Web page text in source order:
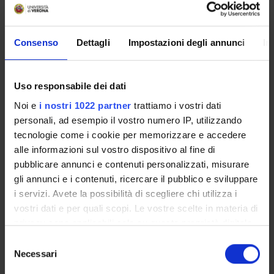
Consenso Dettagli Impostazioni degli annunci
Uso responsabile dei dati
Noi e i nostri 1022 partner trattiamo i vostri dati
personali, ad esempio il vostro numero IP, utilizzando
tecnologie come i cookie per memorizzare e accedere
alle informazioni sul vostro dispositivo al fine di
pubblicare annunci e contenuti personalizzati, misurare
gli annunci e i contenuti, ricercare il pubblico e sviluppare
i servizi. Avete la possibilità di scegliere chi utilizza i
vostri dati e per quali scopi. Le vostre scelte in materia di
privacy sono applicabili solo su questa proprietà digitale
modificare o revocare il proprio consenso in qualsiasi
momento dalla Dichiarazione sui cookie o facendo clic
Necessari
attraverso un’attenta osservazione:
- del passaggio dalla posizione seduta alla stazione eretta
- del cammino
• Conoscere i principali ausili per la deambulazione
• Attuare una corretta movimentazione dei carichi nel
rispetto della sicurezza per l’operatore secondo i principi di
ergonomia come previsto dalle norme vigenti
• Effettuare i cambiamenti di postura dalla posizione distesa
nel letto, alla posizione seduta, alla posizione nella stazione
eretta e ritorno
• Eseguire i trasferimenti letto-carrozzina e carrozzina letto
Programma
- PIANI ED ASSI DI MOVIMENTO